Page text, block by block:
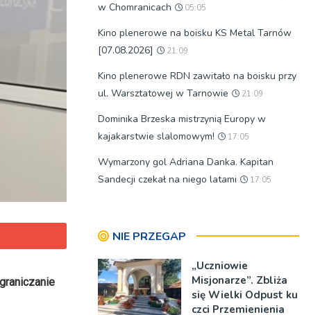
w Chomranicach
05:05
Kino plenerowe na boisku KS Metal Tarnów
[07.08.2026]
21:09
Kino plenerowe RDN zawitało na boisku przy
ul. Warsztatowej w Tarnowie
21:09
Dominika Brzeska mistrzynią Europy w
kajakarstwie slalomowym!
17:05
Wymarzony gol Adriana Danka. Kapitan
Sandecji czekał na niego latami
17:05
NIE PRZEGAP
„Uczniowie
Misjonarze”. Zbliża
się Wielki Odpust ku
czci Przemienienia